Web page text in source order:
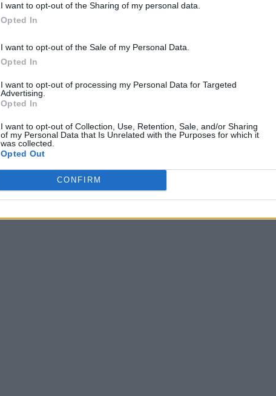
I want to opt-out of the Sharing of my personal data.
Opted In
I want to opt-out of the Sale of my Personal Data.
Opted In
I want to opt-out of processing my Personal Data for Targeted
Advertising.
Opted In
I want to opt-out of Collection, Use, Retention, Sale, and/or Sharing
of my Personal Data that Is Unrelated with the Purposes for which it
was collected.
Opted Out
CONFIRM